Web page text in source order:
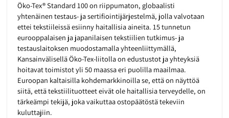
Öko-Tex® Standard 100 on riippumaton, globaalisti
yhtenäinen testaus- ja sertifiointijärjestelmä, jolla valvotaan
ettei tekstiileissä esiinny haitallisia aineita. 15 tunnetun
eurooppalaisen ja japanilaisen tekstiilien tutkimus- ja
testauslaitoksen muodostamalla yhteenliittymällä,
Kansainvälisellä Öko-Tex-liitolla on edustustot ja yhteyksiä
hoitavat toimistot yli 50 maassa eri puolilla maailmaa.
Euroopan kaltaisilla kohdemarkkinoilla se, että on näyttöä
siitä, että tekstiilituotteet eivät ole haitallisia terveydelle, on
tärkeämpi tekijä, joka vaikuttaa ostopäätöstä tekeviin
kuluttajiin.